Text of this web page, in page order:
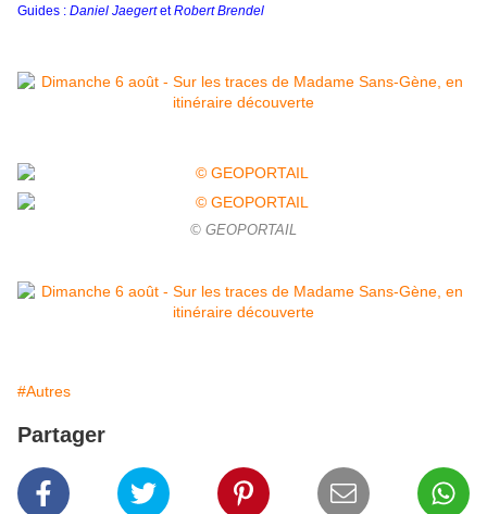
Guides : Daniel JaegertetRobert Brendel
© GEOPORTAIL
#Autres
Partager